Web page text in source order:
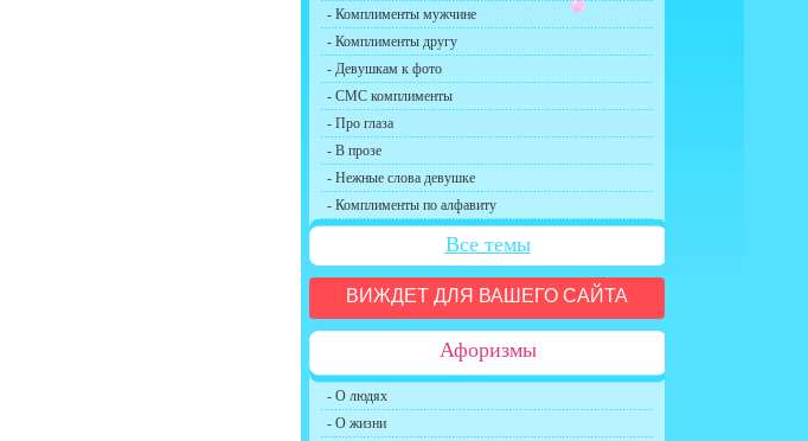
- Комплименты мужчине
- Комплименты другу
- Девушкам к фото
- СМС комплименты
- Про глаза
- В прозе
- Нежные слова девушке
- Комплименты по алфавиту
Все темы
ВИЖДЕТ ДЛЯ ВАШЕГО САЙТА
Афоризмы
- О людях
- О жизни